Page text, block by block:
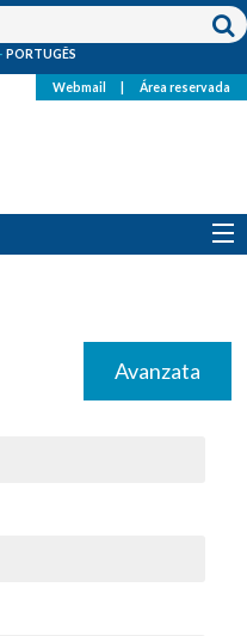
PORTUGÊS
Webmail Área reservada
Avanzata